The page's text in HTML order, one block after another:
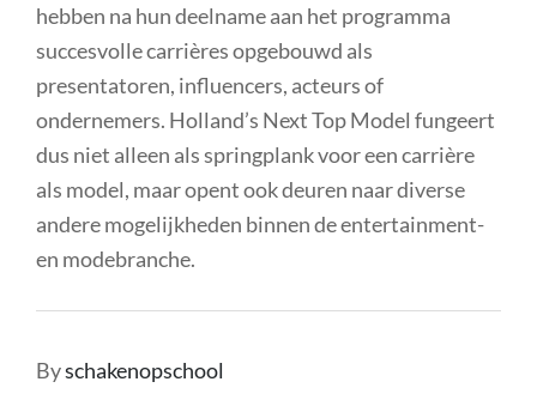
hebben na hun deelname aan het programma
succesvolle carrières opgebouwd als
presentatoren, influencers, acteurs of
ondernemers. Holland’s Next Top Model fungeert
dus niet alleen als springplank voor een carrière
als model, maar opent ook deuren naar diverse
andere mogelijkheden binnen de entertainment-
en modebranche.
Byschakenopschool